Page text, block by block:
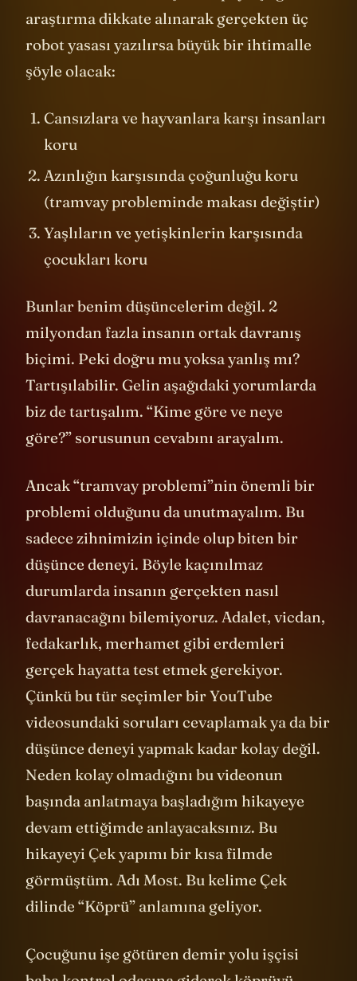
birinde az önce sonuçlarını paylaştığım
araştırma dikkate alınarak gerçekten üç
robot yasası yazılırsa büyük bir ihtimalle
Cansızlara ve hayvanlara karşı insanları
koru
Azınlığın karşısında çoğunluğu koru
(tramvay probleminde makası değiştir)
Yaşlıların ve yetişkinlerin karşısında
Bunlar benim düşüncelerim değil. 2
milyondan fazla insanın ortak davranış
biçimi. Peki doğru mu yoksa yanlış mı?
Tartışılabilir. Gelin aşağıdaki yorumlarda
biz de tartışalım. “Kime göre ve neye
Ancak “tramvay problemi”nin önemli bir
problemi olduğunu da unutmayalım. Bu
sadece zihnimizin içinde olup biten bir
düşünce deneyi. Böyle kaçınılmaz
durumlarda insanın gerçekten nasıl
davranacağını bilemiyoruz. Adalet, vicdan,
fedakarlık, merhamet gibi erdemleri
gerçek hayatta test etmek gerekiyor.
Çünkü bu tür seçimler bir YouTube
videosundaki soruları cevaplamak ya da bir
düşünce deneyi yapmak kadar kolay değil.
Neden kolay olmadığını bu videonun
başında anlatmaya başladığım hikayeye
devam ettiğimde anlayacaksınız. Bu
hikayeyi Çek yapımı bir kısa filmde
görmüştüm. Adı Most. Bu kelime Çek